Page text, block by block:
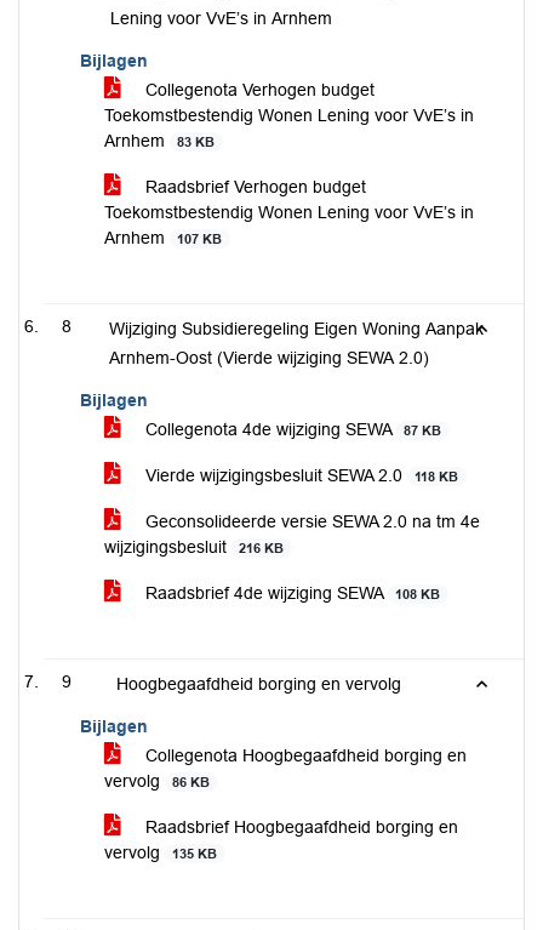
Lening voor VvE’s in Arnhem
Bijlagen
Collegenota Verhogen budget
Toekomstbestendig Wonen Lening voor VvE’s in
Arnhem
83 KB
Raadsbrief Verhogen budget
Toekomstbestendig Wonen Lening voor VvE’s in
Arnhem
107 KB
8
Wijziging Subsidieregeling Eigen Woning Aanpak
Arnhem-Oost (Vierde wijziging SEWA 2.0)
Bijlagen
Collegenota 4de wijziging SEWA
87 KB
Vierde wijzigingsbesluit SEWA 2.0 118 KB
Geconsolideerde versie SEWA 2.0 na tm 4e
wijzigingsbesluit
216 KB
Raadsbrief 4de wijziging SEWA 108 KB
9 Hoogbegaafdheid borging en vervolg
Bijlagen
Collegenota Hoogbegaafdheid borging en
vervolg
86 KB
Raadsbrief Hoogbegaafdheid borging en
vervolg
135 KB